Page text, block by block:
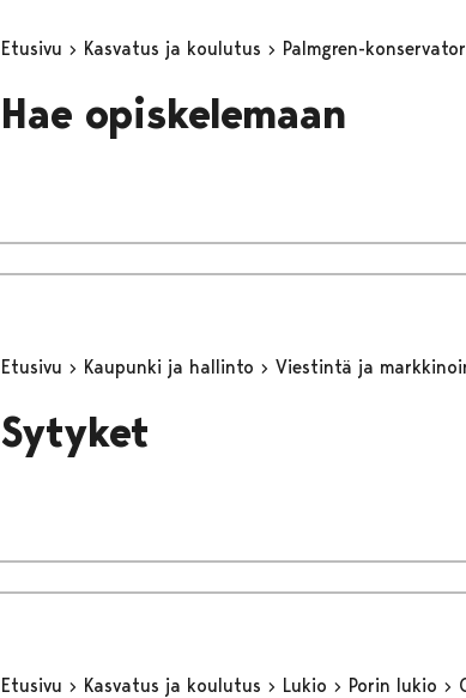
Etusivu Kasvatus ja koulutus Palmgren-
Hae opiskelemaan
Etusivu Kaupunki ja hallinto Viestintä ja
Sytyket
Etusivu Kasvatus ja koulutus Lukio Porin lukio